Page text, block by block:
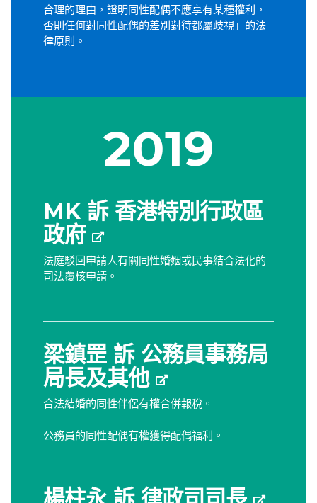
合理的理由，證明同性配偶不應享有某種權利，
否則任何對同性配偶的差別對待都屬歧視」的法
律原則。
2019
MK 訴 香港特別行政區
政府
法庭駁回申請人有關同性婚姻或民事結合法化的
司法覆核申請。
梁鎮罡 訴 公務員事務局
局長及其他
合法結婚的同性伴侶有權合併報稅。
公務員的同性配偶有權獲得配偶福利。